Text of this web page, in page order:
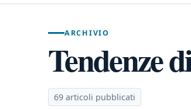
ARCHIVIO
Tendenze
69 articoli pubblicati